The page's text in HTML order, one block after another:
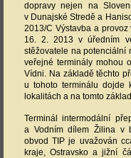
dopravy nejen na
v Dunajské Stredě a
2013/C Výstavba a
16. 2. 2013 v úředním
stěžovatele na potenciální
veřejné terminály mohou
Vídni. Na základě těchto
u tohoto terminálu dojde
lokalitách a na tomto
Terminál intermodální
a Vodním dílem Žilina v
obvod TIP je uvažován
kraje, Ostravsko a jižní